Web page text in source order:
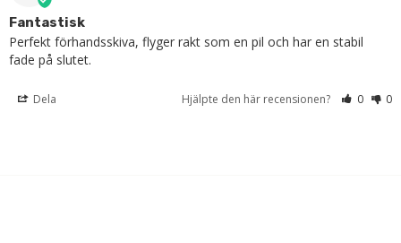
Fantastisk
Perfekt förhandsskiva, flyger rakt som en pil och har en stabil
fade på slutet.
Dela Hjälpte den här recensionen? 0 0